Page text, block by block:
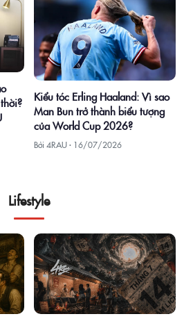
Kiểu tóc Erling Haaland: Vì sao
Man Bun trở thành biểu tượng
của World Cup 2026?
Bởi 4RAU · 16/07/2026
Lifestyle